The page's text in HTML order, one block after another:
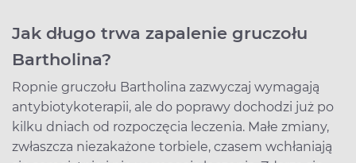
Jak długo trwa zapalenie gruczołu
Bartholina?
Ropnie gruczołu Bartholina zazwyczaj wymagają
antybiotykoterapii, ale do poprawy dochodzi już po
kilku dniach od rozpoczęcia leczenia. Małe zmiany,
zwłaszcza niezakażone torbiele, czasem wchłaniają